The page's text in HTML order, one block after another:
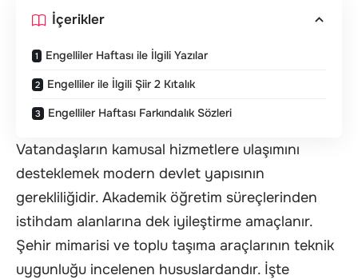
İçerikler
Engelliler Haftası ile İlgili Yazılar
Engelliler ile İlgili Şiir 2 Kıtalık
Engelliler Haftası Farkındalık Sözleri
Vatandaşların kamusal hizmetlere ulaşımını
desteklemek modern devlet yapısının
gerekliliğidir. Akademik öğretim süreçlerinden
istihdam alanlarına dek iyileştirme amaçlanır.
Şehir mimarisi ve toplu taşıma araçlarının teknik
uygunluğu incelenen hususlardandır. İşte